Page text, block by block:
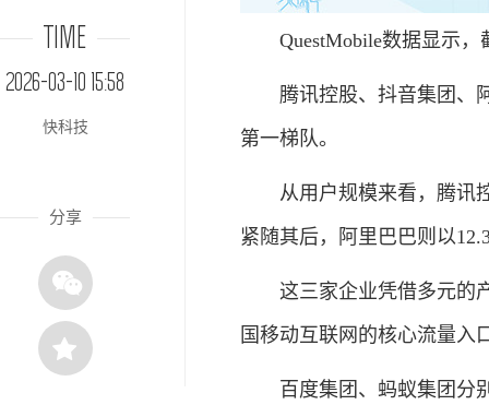
TIME
2026-03-10 15:58
快科技
分享
QuestMobile数据显示，
腾讯控股、抖音集团、阿
第一梯队。
从用户规模来看，腾讯控
紧随其后，阿里巴巴则以
这三家企业凭借多元的产
国移动互联网的核心流量入
百度集团、蚂蚁集团分别